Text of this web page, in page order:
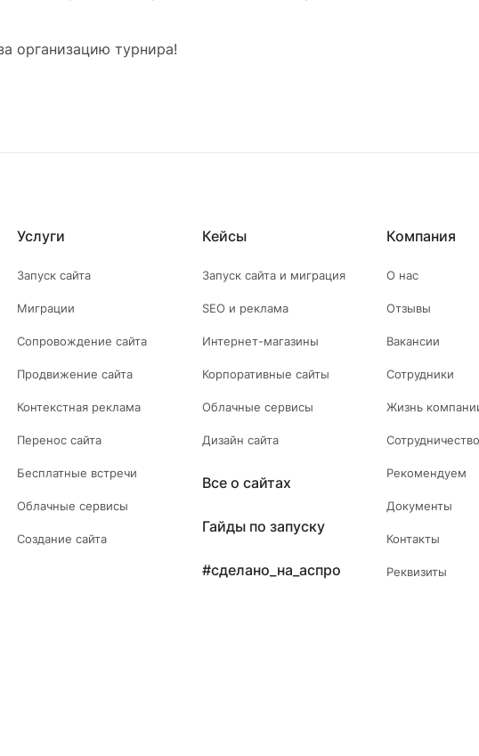
организацию турнира!
Услуги
Запуск сайта
Миграции
Сопровождение сайта
Продвижение сайта
Контекстная реклама
Перенос сайта
Бесплатные встречи
Облачные сервисы
Создание сайта
Кейсы
Запуск сайта и миграция
SEO и реклама
Интернет-магазины
Корпоративные сайты
Облачные сервисы
Дизайн сайта
Все о сайтах
Гайды по запуску
#сделано_на_аспро
Компания
О нас
Отзывы
Вакансии
Сотрудники
Жизнь
Сотрудничество
Рекомендуем
Документы
Контакты
Реквизиты